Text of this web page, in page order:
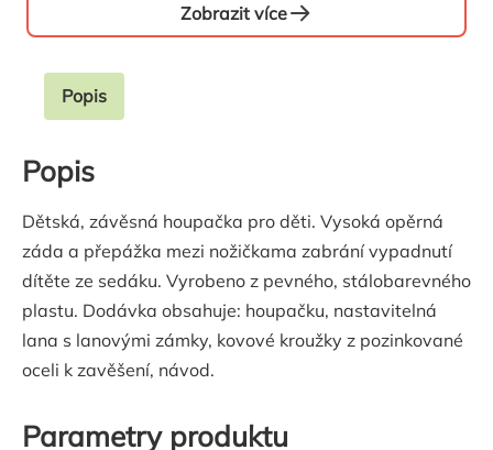
Zobrazit více
Popis
Popis
Dětská, závěsná houpačka pro děti. Vysoká opěrná
záda a přepážka mezi nožičkama zabrání vypadnutí
dítěte ze sedáku. Vyrobeno z pevného, stálobarevného
plastu. Dodávka obsahuje: houpačku, nastavitelná
lana s lanovými zámky, kovové kroužky z pozinkované
oceli k zavěšení, návod.
Parametry produktu